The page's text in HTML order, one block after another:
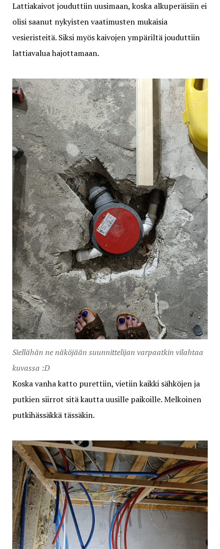
Lattiakaivot jouduttiin uusimaan, koska alkuperäisiin ei
olisi saanut nykyisten vaatimusten mukaisia
vesieristeitä. Siksi myös kaivojen ympäriltä jouduttiin
lattiavalua hajottamaan.
Siellähän ne näköjään suunnittelijan varpaatkin vilahtaa
kuvassa :D
Koska vanha katto purettiin, vietiin kaikki sähköjen ja
putkien siirrot sitä kautta uusille paikoille. Melkoinen
putkihässäkkä tässäkin.